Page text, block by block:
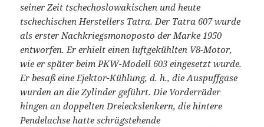
seiner Zeit tschechoslowakischen und heute
tschechischen Herstellers Tatra. Der Tatra 607 wurde
als erster Nachkriegsmonoposto der Marke 1950
entworfen. Er erhielt einen luftgekühlten V8-Motor,
wie er später beim PKW-Modell 603 eingesetzt wurde.
Er besaß eine Ejektor-Kühlung, d. h., die Auspuffgase
wurden an die Zylinder geführt. Die Vorderräder
hingen an doppelten Dreieckslenkern, die hintere
Pendelachse hatte schrägstehende